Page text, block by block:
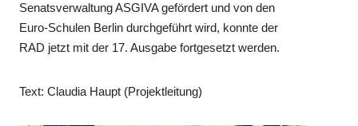
Senatsverwaltung ASGIVA gefördert und von den
Euro-Schulen Berlin durchgeführt wird, konnte der
RAD jetzt mit der 17. Ausgabe fortgesetzt werden.
Text: Claudia Haupt (Projektleitung)